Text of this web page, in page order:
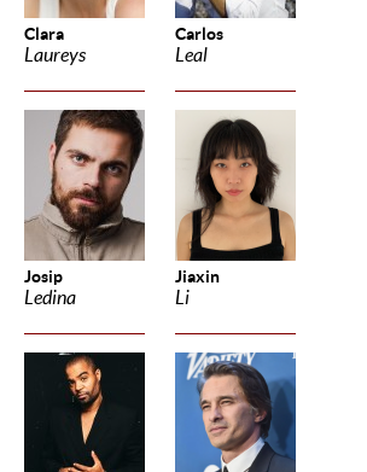
Clara
Laureys
Carlos
Leal
Josip
Ledina
Jiaxin
Li